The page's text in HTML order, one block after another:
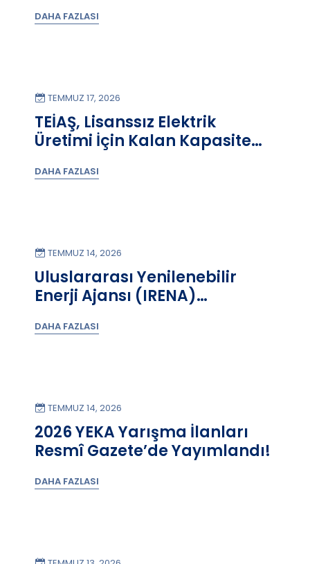
açıkladı.
DAHA FAZLASI
TEMMUZ 17, 2026
TEİAŞ, Lisanssız Elektrik
Üretimi İçin Kalan Kapasite
DAHA FAZLASI
TEMMUZ 14, 2026
Uluslararası Yenilenebilir
Enerji Ajansı (IRENA)
Capacity Statistics 2026”
DAHA FAZLASI
TEMMUZ 14, 2026
2026 YEKA Yarışma İlanları
Resmî Gazete’de Yayımlandı!
DAHA FAZLASI